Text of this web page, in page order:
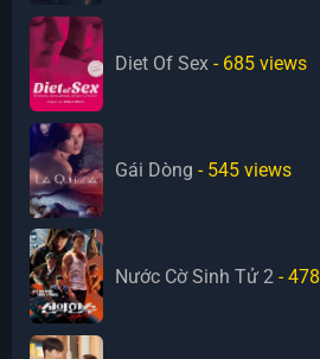
Diet Of Sex - 685 views
Gái Dòng - 545 views
Nước Cờ Sinh Tử 2 - 478